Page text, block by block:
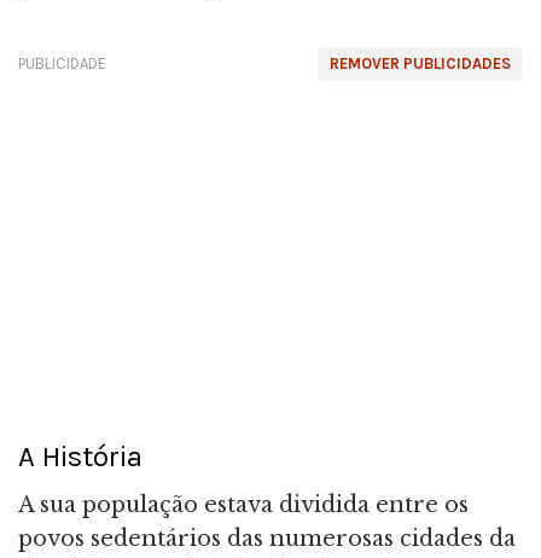
REMOVER PUBLICIDADES
PUBLICIDADE
A História
A sua população estava dividida entre os
povos sedentários das numerosas cidades da